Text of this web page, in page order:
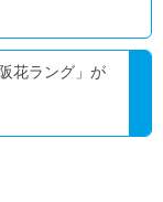
花ラング」が